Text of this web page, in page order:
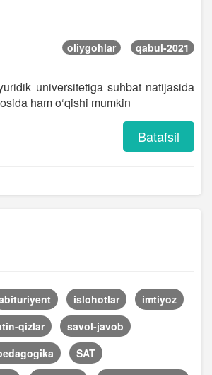
oliygohlar qabul-2021
universitetiga suhbat natijasida
ham o‘qishi mumkin
Batafsil
islohotlar
imtiyoz
qizlar
savol-javob
SAT